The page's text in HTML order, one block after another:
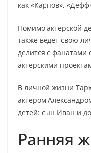
как «Карпов»,
Помимо актерской
также ведет свою
делится с фанатами
актерскими
В личной жизни
актером
детей: сын Иван и
Ранняя